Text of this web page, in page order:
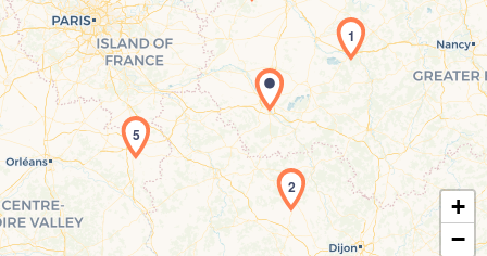
Chargement de la carte en cours...
1
2
5
+
−